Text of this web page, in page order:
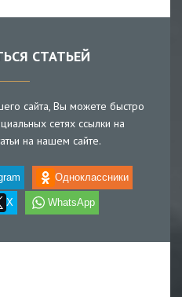
СТАТЬЕЙ
сайта, Вы можете быстро
сетях ссылки на
на нашем сайте.
Одноклассники
X WhatsApp